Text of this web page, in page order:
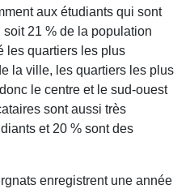
aux étudiants qui sont
21 % de la population
les quartiers les plus
la ville, les quartiers les plus
le centre et le sud-ouest
sont aussi très
et 20 % sont des
enregistrent une année